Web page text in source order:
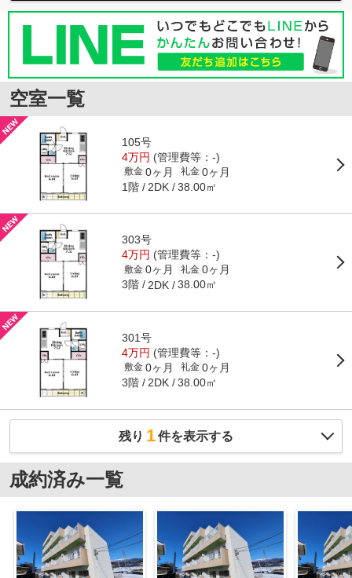
空室一覧
105号
4万円 (管理費等：-)
敷金 0ヶ月 礼金 0ヶ月
1階 2DK 38.00㎡
303号
4万円 (管理費等：-)
敷金 0ヶ月 礼金 0ヶ月
3階 2DK 38.00㎡
301号
4万円 (管理費等：-)
敷金 0ヶ月 礼金 0ヶ月
3階 2DK 38.00㎡
残り 1件を表示する
成約済み一覧